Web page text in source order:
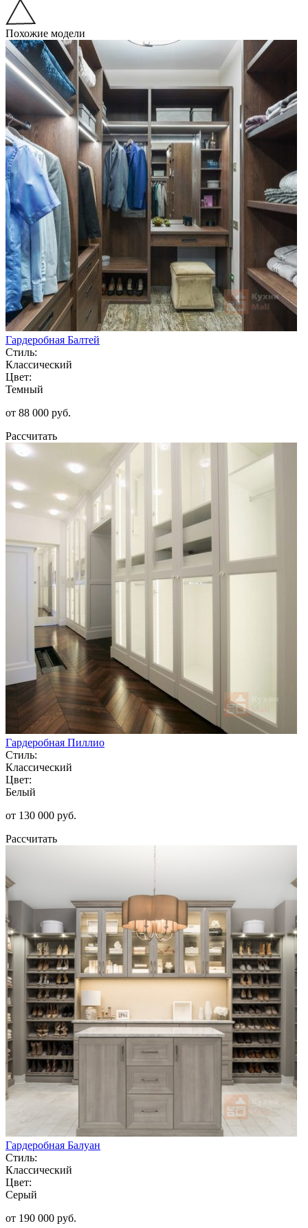
Похожие модели
Гардеробная Балтей
Стиль:
Классический
Цвет:
Темный
от 88 000 руб.
Рассчитать
Гардеробная Пиллио
Стиль:
Классический
Цвет:
Белый
от 130 000 руб.
Рассчитать
Гардеробная Балуан
Стиль:
Классический
Цвет:
Серый
от 190 000 руб.